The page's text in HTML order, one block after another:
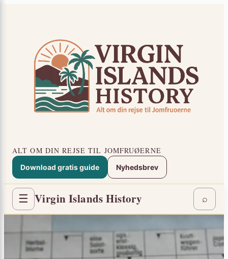
ALT OM DIN REJSE TIL JOMFRUØERNE
Download gratis guide Nyhedsbrev
☰ Virgin Islands History ⌕